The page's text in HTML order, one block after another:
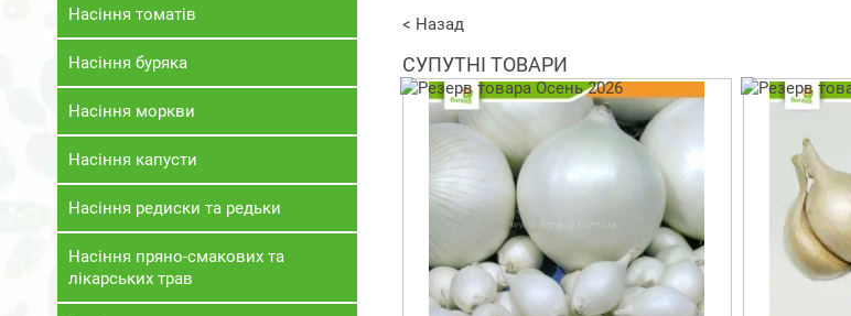
Насіння томатів
Насіння буряка
Насіння моркви
Насіння капусти
Насіння редиски та редьки
Насіння пряно-смакових та
лікарських трав
< Назад
СУПУТНІ ТОВАРИ